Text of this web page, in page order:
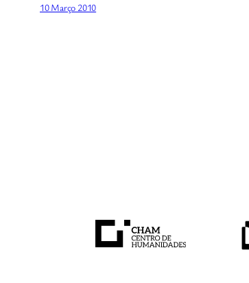
10 Março 2010